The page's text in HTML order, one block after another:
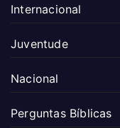
Internacional
Juventude
Nacional
Perguntas Bíblicas